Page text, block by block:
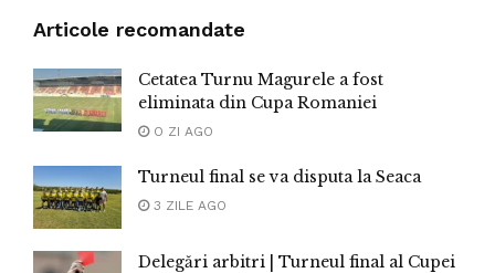
Articole recomandate
Cetatea Turnu Magurele a fost
eliminata din Cupa Romaniei
O ZI AGO
Turneul final se va disputa la Seaca
3 ZILE AGO
Delegări arbitri | Turneul final al Cupei